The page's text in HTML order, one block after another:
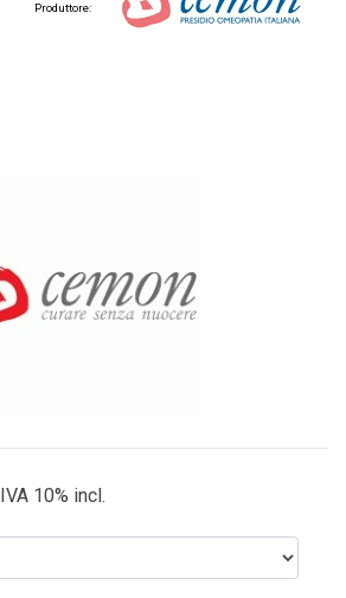
Produttore:
IVA 10% incl.